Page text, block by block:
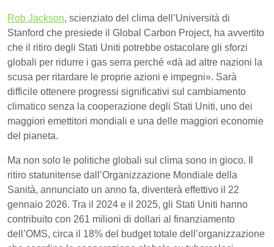
Rob Jackson, scienziato del clima dell’Università di
Stanford che presiede il Global Carbon Project, ha avvertito
che il ritiro degli Stati Uniti potrebbe ostacolare gli sforzi
globali per ridurre i gas serra perché «dà ad altre nazioni la
scusa per ritardare le proprie azioni e impegni». Sarà
difficile ottenere progressi significativi sul cambiamento
climatico senza la cooperazione degli Stati Uniti, uno dei
maggiori emettitori mondiali e una delle maggiori economie
del pianeta.
Ma non solo le politiche globali sul clima sono in gioco. Il
ritiro statunitense dall’Organizzazione Mondiale della
Sanità, annunciato un anno fa, diventerà effettivo il 22
gennaio 2026. Tra il 2024 e il 2025, gli Stati Uniti hanno
contribuito con 261 milioni di dollari al finanziamento
dell’OMS, circa il 18% del budget totale dell’organizzazione